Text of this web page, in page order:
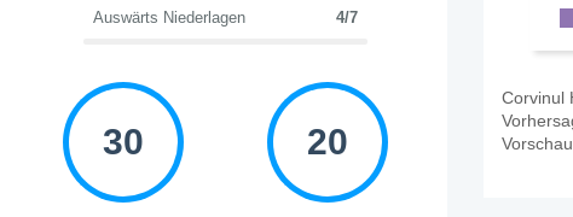
Auswärts Niederlagen 4/7
30 20
Corvinul
Vorschau